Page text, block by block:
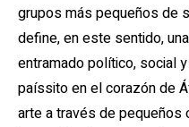
grupos más pequeños de
define, en este sentido,
entramado político, social
paíssito en el corazón de
arte a través de